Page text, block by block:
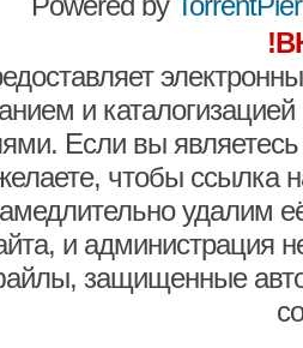
и
Если вы являетесь
чтобы ссылка
удалим
и администрация
защищенные